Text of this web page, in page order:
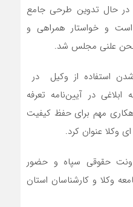
حال تدوین طرحی جامع
و خواستار همراهی و
علنی مجلس شد.
استفاده از وکیل در
در آیین‌نامه تعرفه‌
مهم برای حفظ کیفیت
وکلا عنوان کرد.
حقوقی سپاه و حضور
وکلا و کارشناسان استان